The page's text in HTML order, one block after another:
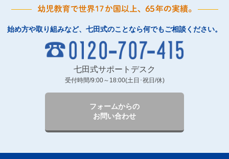
始め方や取り組みなど、七田式のことなら何でもご相談ください。
七田式サポートデスク
受付時間/9:00～18:00(土日･祝日/休)
フォームからの
お問い合わせ